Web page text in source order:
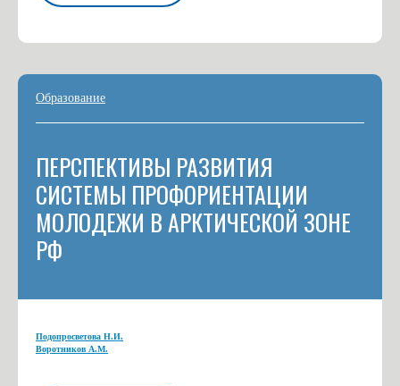
Образование
ПЕРСПЕКТИВЫ РАЗВИТИЯ
СИСТЕМЫ ПРОФОРИЕНТАЦИИ
МОЛОДЕЖИ В АРКТИЧЕСКОЙ ЗОНЕ
РФ
Подопросветова Н.И.
Воротников А.М.